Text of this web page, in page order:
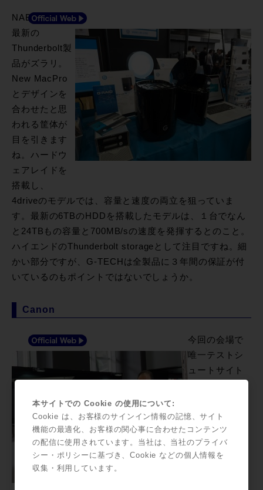
NABで登場の
最新の
Thunderbolt製
品がズラリ。
New MacPro
とデザインを
合わせたと思
われる筐体が
目を引きます
ね。ハードウ
ェアレイドを
搭載し、
4driveのモデルでは、容量と速度の両立を狙っていま
す。最新の6TBのHDDを搭載したモデルは、１台でなん
と24TBもの容量と700MB/sの速度を発揮するとのこと。
ハイエンドのThunderbolt storageとして注目ですね。細
かい部分ですが、G-TECHは全製品に３年間の保証が付
いているのもポイントではないでしょうか。
Canon
今回の会場で
唯一テストシ
ュートサイト
のがCanon。
レンズ、
C300/500に代
表されるデジ
本サイトでの Cookie の使用について:
Cookie は、お客様のサインイン情報の記憶、サイト
機能の最適化、お客様の関心事に合わせたコンテンツ
の配信に使用されています。当社は、当社のプライバ
シー・ポリシーに基づき、Cookie などの個人情報を
収集・利用しています。